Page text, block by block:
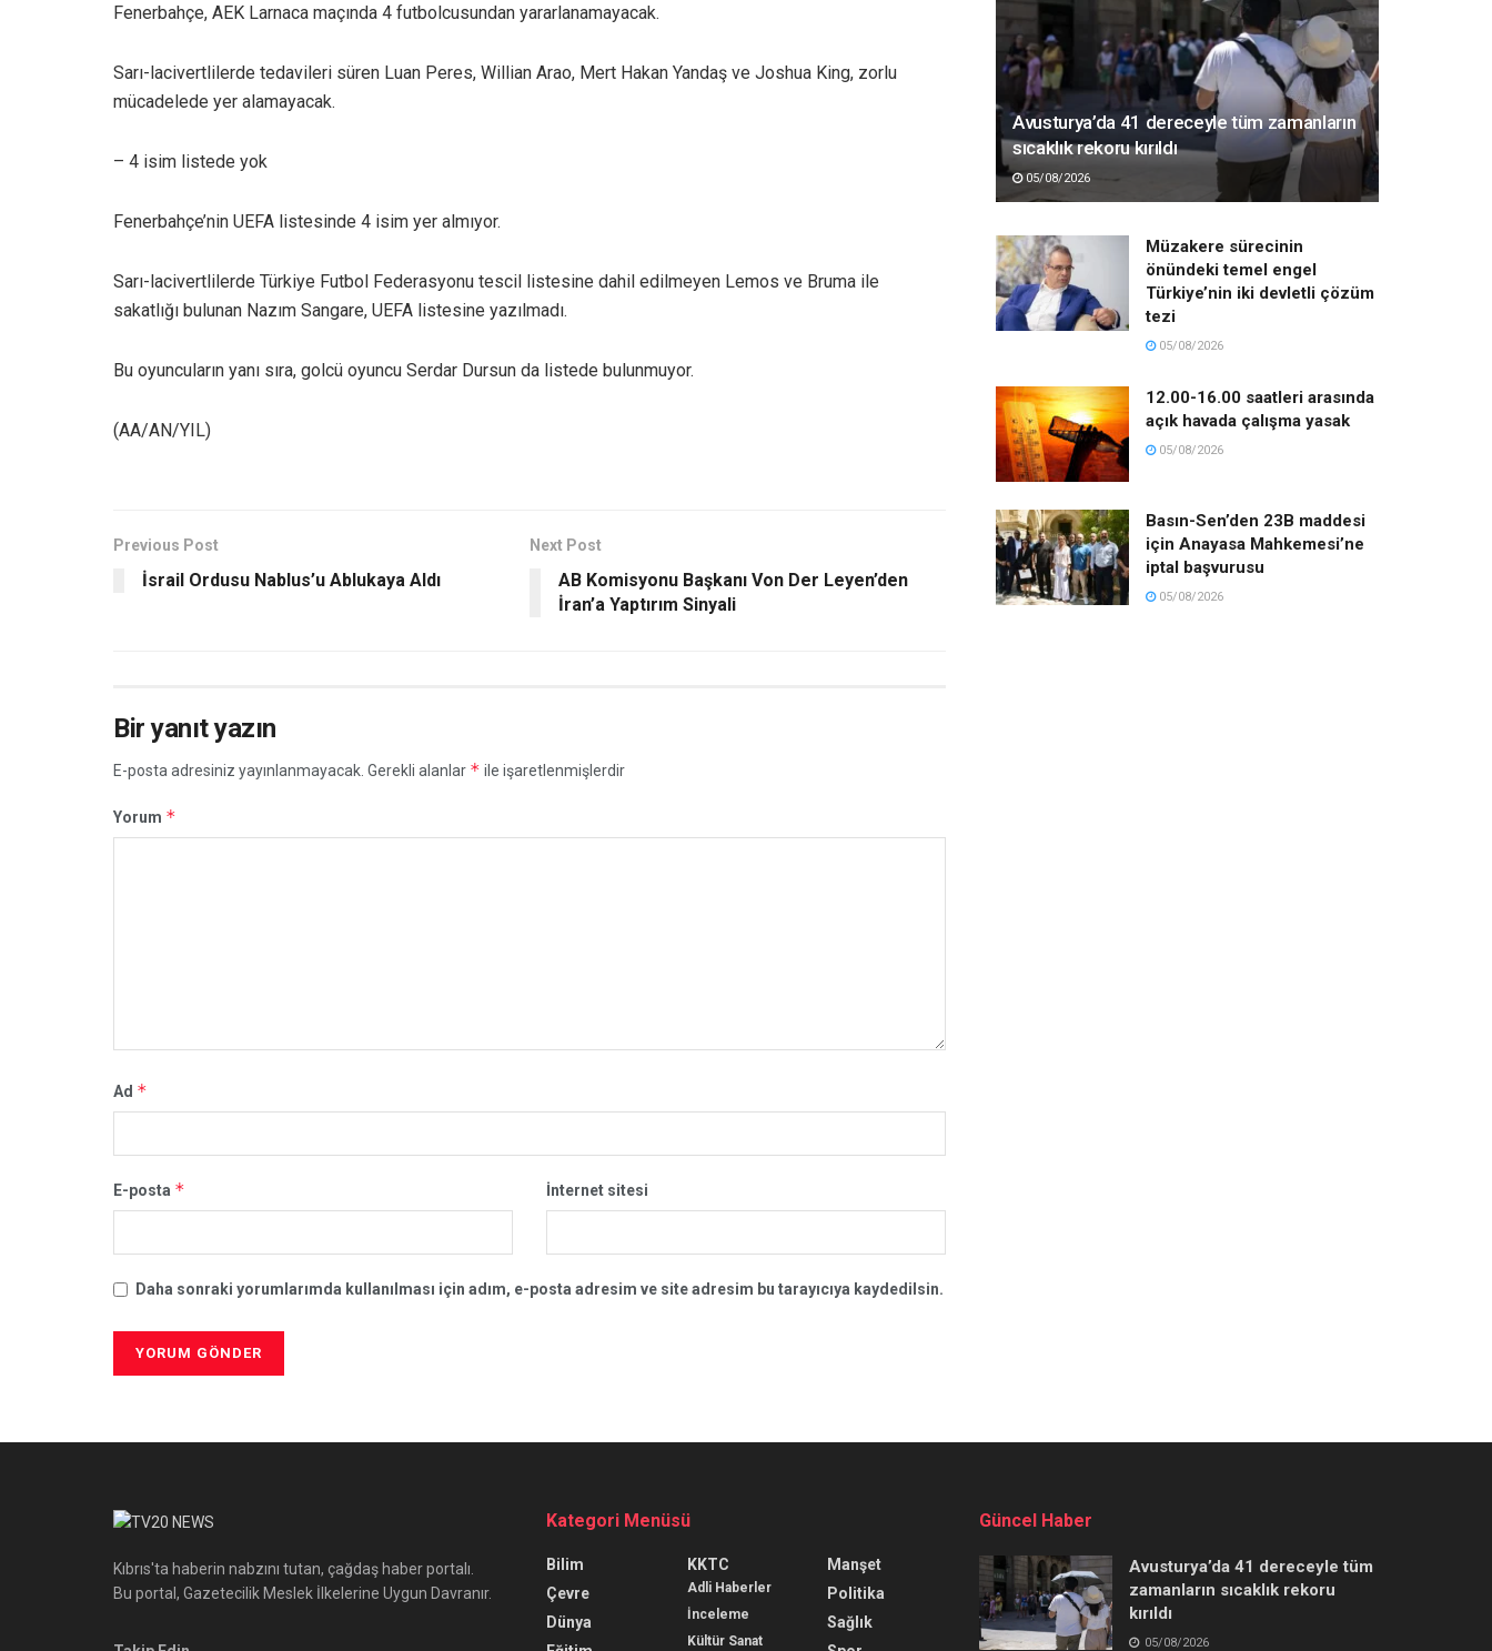
Fenerbahçe, AEK Larnaca maçında 4 futbolcusundan yararlanamayacak.
Sarı-lacivertlilerde tedavileri süren Luan Peres, Willian Arao, Mert Hakan Yandaş ve Joshua King, zorlu
mücadelede yer alamayacak.
– 4 isim listede yok
Fenerbahçe’nin UEFA listesinde 4 isim yer almıyor.
Sarı-lacivertlilerde Türkiye Futbol Federasyonu tescil listesine dahil edilmeyen Lemos ve Bruma ile
sakatlığı bulunan Nazım Sangare, UEFA listesine yazılmadı.
Bu oyuncuların yanı sıra, golcü oyuncu Serdar Dursun da listede bulunmuyor.
(AA/AN/YIL)
Previous Post
İsrail Ordusu Nablus’u Ablukaya Aldı
Next Post
AB Komisyonu Başkanı Von Der Leyen’den
İran’a Yaptırım Sinyali
Bir yanıt yazın
E-posta adresiniz yayınlanmayacak. Gerekli alanlar * ile işaretlenmişlerdir
Yorum *
Ad *
E-posta * İnternet sitesi
Daha sonraki yorumlarımda kullanılması için adım, e-posta adresim ve site adresim bu tarayıcıya kaydedilsin.
Avusturya’da 41 dereceyle tüm zamanların
sıcaklık rekoru kırıldı
05/08/2026
Müzakere sürecinin
önündeki temel engel
Türkiye’nin iki devletli çözüm
tezi
05/08/2026
12.00-16.00 saatleri arasında
açık havada çalışma yasak
05/08/2026
Basın-Sen’den 23B maddesi
için Anayasa Mahkemesi’ne
iptal başvurusu
05/08/2026
Kıbrıs'ta haberin nabzını tutan, çağdaş haber portalı.
Bu portal, Gazetecilik Meslek İlkelerine Uygun Davranır.
Kategori Menüsü
Bilim
Çevre
Dünya
KKTC
Adli Haberler
İnceleme
Kültür Sanat
Manşet
Politika
Sağlık
Güncel Haber
Avusturya’da 41 dereceyle tüm
zamanların sıcaklık rekoru
kırıldı
05/08/2026